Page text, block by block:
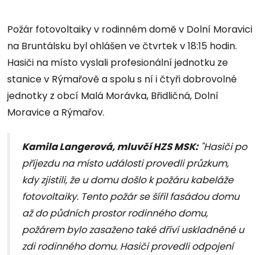
Požár fotovoltaiky v rodinném domě v Dolní Moravici
na Bruntálsku byl ohlášen ve čtvrtek v 18:15 hodin.
Hasiči na místo vyslali profesionální jednotku ze
stanice v Rýmařově a spolu s ní i čtyři dobrovolné
jednotky z obcí Malá Morávka, Břidličná, Dolní
Moravice a Rýmařov.
Kamila Langerová, mluvčí HZS MSK:"Hasiči po
příjezdu na místo události provedli průzkum,
kdy zjistili, že u domu došlo k požáru kabeláže
fotovoltaiky. Tento požár se šířil fasádou domu
až do půdních prostor rodinného domu,
požárem bylo zasaženo také dříví uskladněné u
zdi rodinného domu. Hasiči provedli odpojení